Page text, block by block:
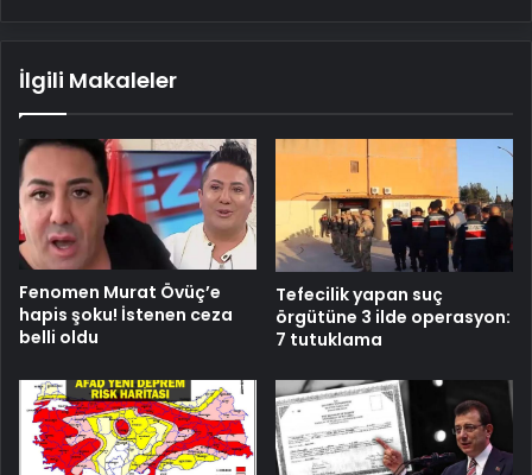
İlgili Makaleler
Fenomen Murat Övüç’e
hapis şoku! İstenen ceza
belli oldu
Tefecilik yapan suç
örgütüne 3 ilde operasyon:
7 tutuklama